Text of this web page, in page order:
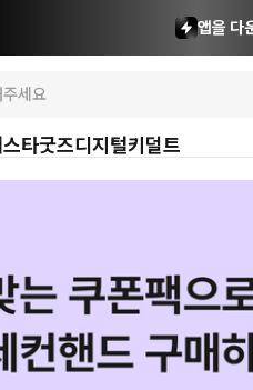
앱을 다
스타굿즈디지털키덜트